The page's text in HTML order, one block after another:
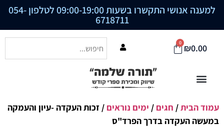
למענה אנושי התקשרו בשעות 09:00-19:00 לטלפון 054-
6718711
₪0.00
0
עמוד הבית/ חגים / ימים נוראים / זכות העקדה -עיון והעמקה
במעשה העקדה בדרך הפרד"ס